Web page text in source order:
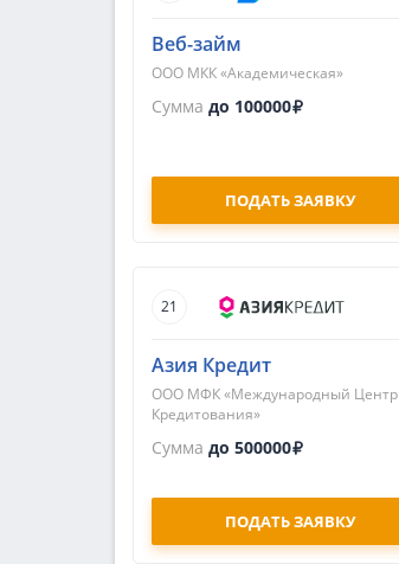
Веб-займ
ООО МКК «Академическая»
Сумма до 100000
ПОДАТЬ ЗАЯВКУ
21
Азия Кредит
ООО МФК «Международный Центр
Кредитования»
Сумма до 500000
ПОДАТЬ ЗАЯВКУ